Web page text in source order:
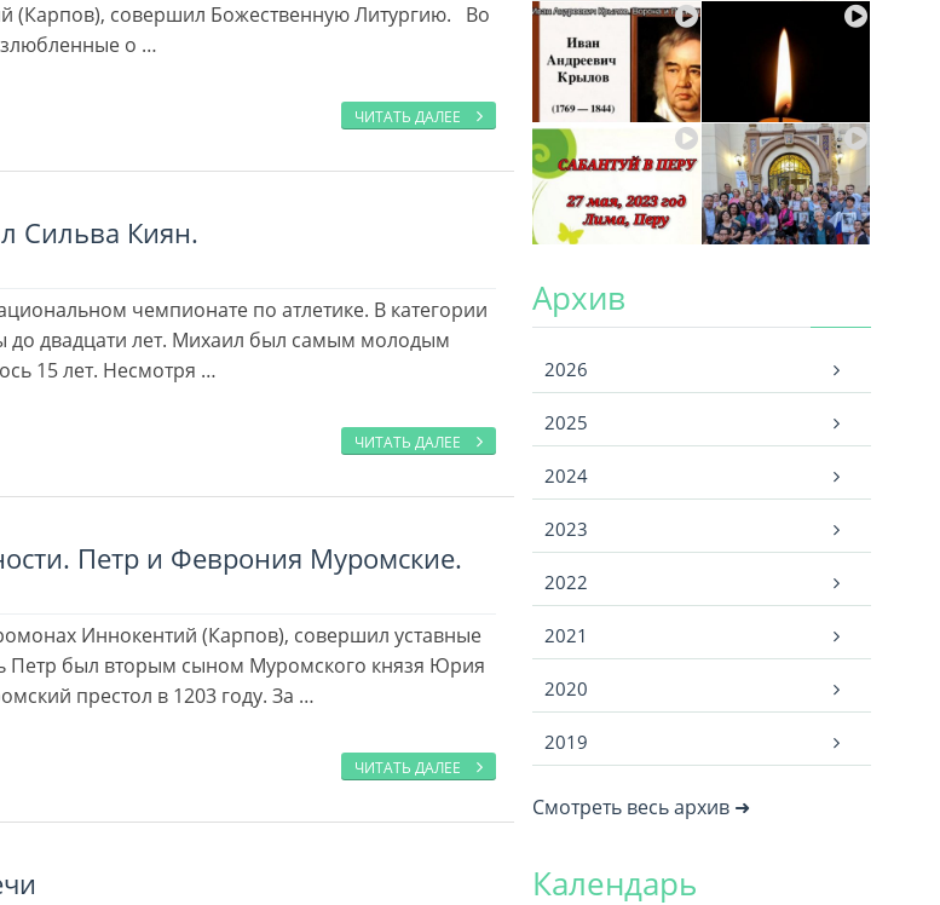
(Карпов), совершил Божественную Литургию. Во
о …
ЧИТАТЬ ДАЛЕЕ
Сильва Киян.
чемпионате по атлетике. В категории
до двадцати лет. Михаил был самым молодым
15 лет. Несмотря …
ЧИТАТЬ ДАЛЕЕ
Петр и Феврония Муромские.
Иннокентий (Карпов), совершил уставные
Петр был вто­рым сы­ном Му­ром­ско­го кня­зя Юрия
пре­стол в 1203 го­ду. За …
ЧИТАТЬ ДАЛЕЕ
Архив
2026
2025
2024
2023
2022
2021
2020
2019
Смотреть весь архив ➜
Календарь